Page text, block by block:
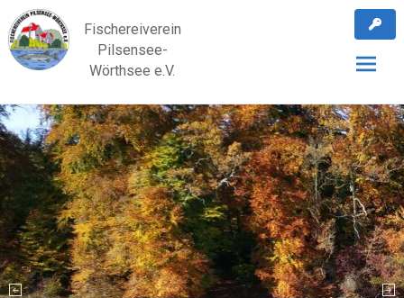
Skip
to
content
Fischereiverein
Pilsensee-
Wörthsee e.V.